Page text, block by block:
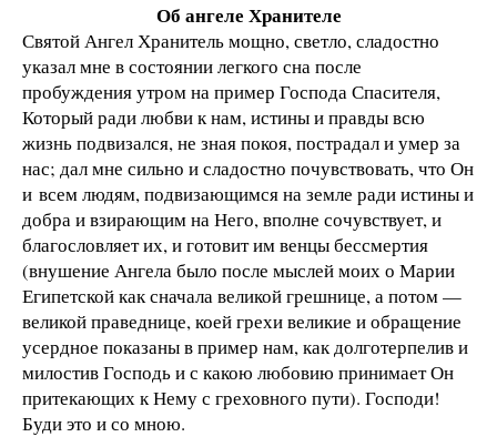
Об ангеле Хранителе
Святой Ангел Хранитель мощно, светло, сладостно
указал мне в состоянии легкого сна после
пробуждения утром на пример Господа Спасителя,
Который ради любви к нам, истины и правды всю
жизнь подвизался, не зная покоя, пострадал и умер за
нас; дал мне сильно и сладостно почувствовать, что Он
и всем людям, подвизающимся на земле ради истины и
добра и взирающим на Него, вполне сочувствует, и
благословляет их, и готовит им венцы бессмертия
(внушение Ангела было после мыслей моих о Марии
Египетской как сначала великой грешнице, а потом —
великой праведнице, коей грехи великие и обращение
усердное показаны в пример нам, как долготерпелив и
милостив Господь и с какою любовию принимает Он
притекающих к Нему с греховного пути). Господи!
Буди это и со мною.